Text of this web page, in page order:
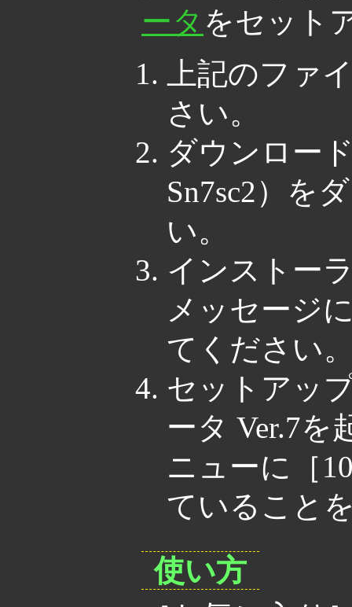
ータ をセット
上記のファ
さい。
ダウンロー
Sn7sc2）を
い。
インストー
メッセージ
てください
セットアッ
ータ Ver.7を
ニューに［
ていること
使い方